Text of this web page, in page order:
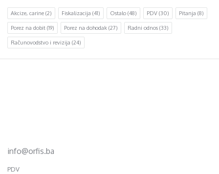
Akcize, carine (2) Fiskalizacija (41) Ostalo (48) PDV (30) Pitanja (8)
Porez na dobit (19) Porez na dohodak (27) Radni odnos (33)
Računovodstvo i revizija (24)
info@orfis.ba
PDV